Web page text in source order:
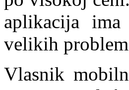
aplikacija
velikih
Vlasnik